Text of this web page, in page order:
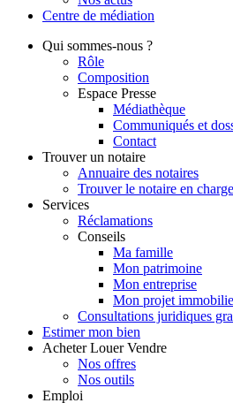
Centre de médiation
Qui sommes-nous ?
Rôle
Composition
Espace Presse
Médiathèque
Communiqués et
Contact
Trouver un notaire
Annuaire des notaires
Trouver le notaire en
Services
Réclamations
Conseils
Ma famille
Mon patrimoine
Mon entreprise
Mon projet
Consultations juridiques
Estimer mon bien
Acheter Louer Vendre
Nos offres
Nos outils
Emploi